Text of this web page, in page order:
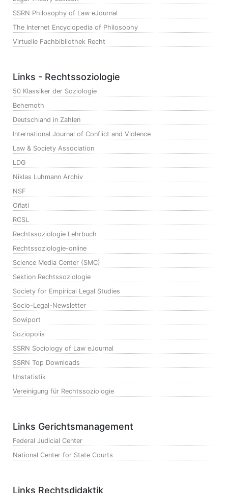
SSRN Philosophy of Law eJournal
The Internet Encyclopedia of Philosophy
Virtuelle Fachbibliothek Recht
Links - Rechtssoziologie
50 Klassiker der Soziologie
Behemoth
Deutschland in Zahlen
International Journal of Conflict and Violence
Law & Society Association
LDG
Niklas Luhmann Archiv
NSF
Oñati
RCSL
Rechtssoziologie Lehrbuch
Rechtssoziologie-online
Science Media Center (SMC)
Sektion Rechtssoziologie
Society for Empirical Legal Studies
Socio-Legal-Newsletter
Sowiport
Soziopolis
SSRN Sociology of Law eJournal
SSRN Top Downloads
Unstatistik
Vereinigung für Rechtssoziologie
Links Gerichtsmanagement
Federal Judicial Center
National Center for State Courts
Links Rechtsdidaktik